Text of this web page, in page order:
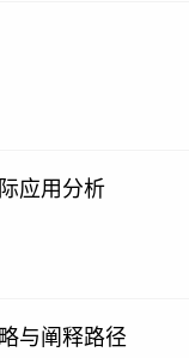
应用分析
与阐释路径